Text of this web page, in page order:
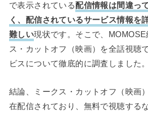
で表示されている配信情報は間違っ
く、配信されているサービス情報を
難しい現状です。そこで、
ス・カットオフ（映画）を全話視聴
ビスについて徹底的に調査しました。
結論、ミークス・カットオフ（映画
在配信されており、無料で視聴する